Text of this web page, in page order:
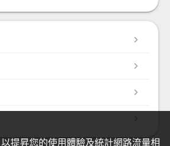
提昇您的使用體驗及統計網路流量相